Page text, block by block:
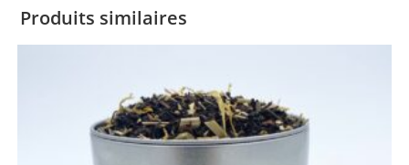
Produits similaires